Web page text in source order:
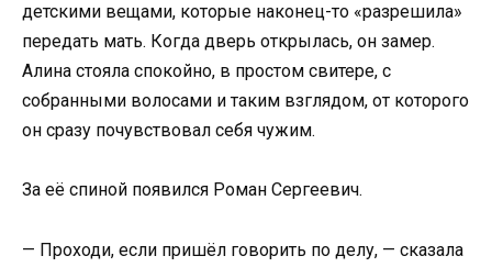
детскими вещами, которые наконец-то «разрешила»
передать мать. Когда дверь открылась, он замер.
Алина стояла спокойно, в простом свитере, с
собранными волосами и таким взглядом, от которого
он сразу почувствовал себя чужим.
За её спиной появился Роман Сергеевич.
— Проходи, если пришёл говорить по делу, — сказала